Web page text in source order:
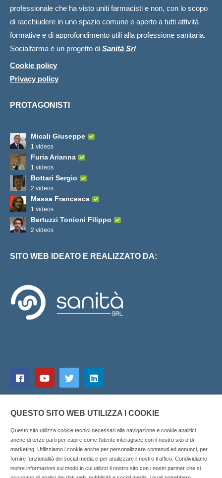
professionale che ha visto uniti farmacisti e non, con lo scopo
di racchiudere in uno spazio comune e aperto a tutti attività
formative e di approfondimento utili alla professione sanitaria.
Socialfarma è un progetto di Sanità Srl
Cookie policy
Privacy policy
PROTAGONISTI
Micali Giuseppe
1 videos
Furia Arianna
1 videos
Bottari Sergio
2 videos
Massa Francesca
1 videos
Bertuzzi Tonioni Filippo
2 videos
SITO WEB IDEATO E REALIZZATO DA:
QUESTO SITO WEB UTILIZZA I COOKIE
Questo sito utilizza cookie tecnici necessari alla navigazione e cookie analitici
anche di terze parti per capire come l’utente interagisce con il nostro sito o di
marketing. Utilizziamo i cookie anche per personalizzare contenuti ed annunci, per
fornire funzionalità dei social media e per analizzare il nostro traffico. Condividiamo
inoltre informazioni sul modo in cui utilizzi il nostro sito con i nostri partner che si